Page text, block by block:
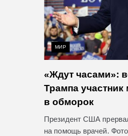
МИР
«Ждут часами»:
Трампа участник
в обморок
Президент США
на помощь врачей.